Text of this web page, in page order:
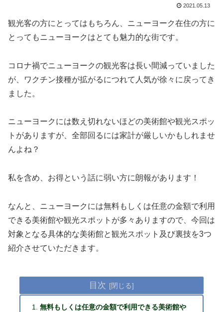
2021.05.13
観光客の方にとってはもちろん、ニューヨーク在住の方に
とってもニューヨークはとても魅力的な街です。
コロナ禍でニューヨークの観光客は長い間減っていました
が、ワクチン接種が拡がるにつれて人気が徐々に戻ってき
ました。
ニューヨークには数え切れないほどの美術館や観光スポッ
トがありますが、全部回るには家計が厳しいかもしれませ
んよね？
私を含め、お得という話に弱い方に朗報があります！
なんと、ニューヨークには無料もしくは任意の金額で利用
できる美術館や観光スポットが多々ありますので、今回は
対象となる具体的な美術館と観光スポット及び裏技を3つ
紹介させていただきます。
目次
無料もしくは任意の金額で利用できる美術館や